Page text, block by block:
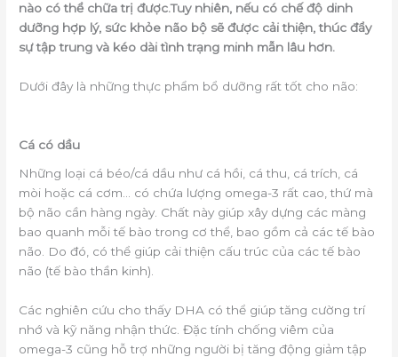
nào có thể chữa trị được.Tuy nhiên, nếu có chế độ dinh
dưỡng hợp lý, sức khỏe não bộ sẽ được cải thiện, thúc đẩy
sự tập trung và kéo dài tình trạng minh mẫn lâu hơn.
Dưới đây là những thực phẩm bổ dưỡng rất tốt cho não:
Cá có dầu
Những loại cá béo/cá dầu như cá hồi, cá thu, cá trích, cá
mòi hoặc cá cơm… có chứa lượng omega-3 rất cao, thứ mà
bộ não cần hàng ngày. Chất này giúp xây dựng các màng
bao quanh mỗi tế bào trong cơ thể, bao gồm cả các tế bào
não. Do đó, có thể giúp cải thiện cấu trúc của các tế bào
não (tế bào thần kinh).
Các nghiên cứu cho thấy DHA có thể giúp tăng cường trí
nhớ và kỹ năng nhận thức. Đặc tính chống viêm của
omega-3 cũng hỗ trợ những người bị tăng động giảm tập